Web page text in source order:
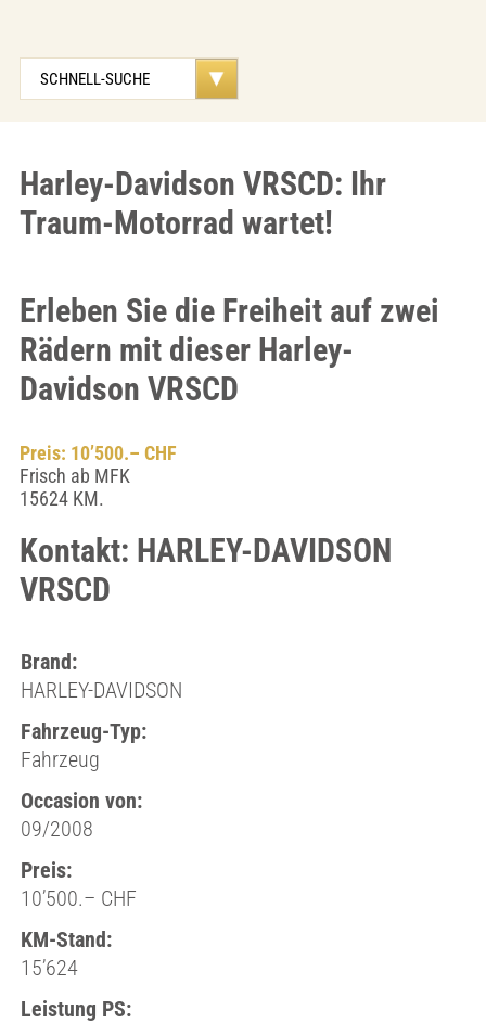
Harley-Davidson VRSCD: Ihr
Traum-Motorrad wartet!
Erleben Sie die Freiheit auf zwei
Rädern mit dieser Harley-
Davidson VRSCD
Preis: 10’500.– CHF
Frisch ab MFK
15624 KM.
Kontakt: HARLEY-DAVIDSON
VRSCD
Brand:
HARLEY-DAVIDSON
Fahrzeug-Typ:
Fahrzeug
Occasion von:
09/2008
Preis:
10’500.– CHF
KM-Stand:
15’624
Leistung PS: